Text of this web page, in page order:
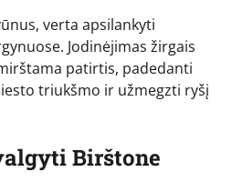
verta apsilankyti
Jodinėjimas žirgais
patirtis, padedanti
triukšmo ir užmegzti ryšį
Birštone